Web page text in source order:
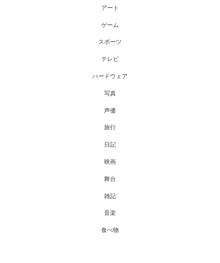
アート
ゲーム
スポーツ
テレビ
ハードウェア
写真
声優
旅行
日記
映画
舞台
雑記
音楽
食べ物